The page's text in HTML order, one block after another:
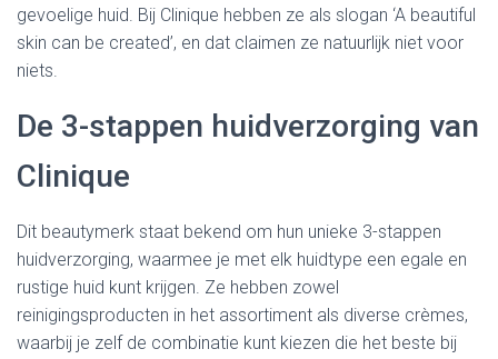
gevoelige huid. Bij Clinique hebben ze als slogan ‘A beautiful
skin can be created’, en dat claimen ze natuurlijk niet voor
niets.
De 3-stappen huidverzorging van
Clinique
Dit beautymerk staat bekend om hun unieke 3-stappen
huidverzorging, waarmee je met elk huidtype een egale en
rustige huid kunt krijgen. Ze hebben zowel
reinigingsproducten in het assortiment als diverse crèmes,
waarbij je zelf de combinatie kunt kiezen die het beste bij